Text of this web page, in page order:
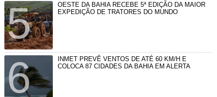
OESTE DA BAHIA RECEBE 5ª EDIÇÃO DA MAIOR
EXPEDIÇÃO DE TRATORES DO MUNDO
INMET PREVÊ VENTOS DE ATÉ 60 KM/H E
COLOCA 87 CIDADES DA BAHIA EM ALERTA